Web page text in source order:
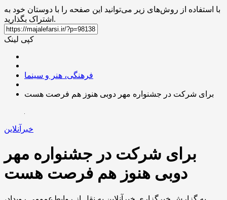
با استفاده از روش‌های زیر می‌توانید این صفحه را با دوستان خود به
اشتراک بگذارید.
کپی لینک
فرهنگی، هنر و سینما
برای شرکت در جشنواره مهر دوبی هنوز هم فرصت هست
خبرآنلاین
برای شرکت در جشنواره مهر
دوبی هنوز هم فرصت هست